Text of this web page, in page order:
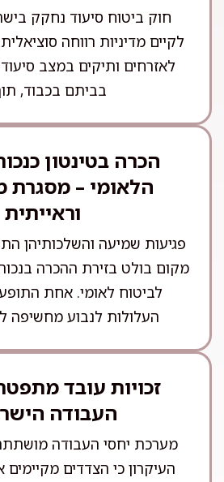
חוק ביטוח סיעוד נחקק
לקיים מדיניות רווחה
לאזרחים ותיקים במצב
בביתם בכבוד,
הכרה בטינטון
הלאומי –
וראייתית
פגיעות שמיעה והשלכותיהן
מקום בולט בזירת ההכרה
לביטוח לאומי. אחת
העלולות לנבוע מחשיפה
זכויות עובד
העבודה
מערכת יחסי העבודה
העיקרון כי הצדדים